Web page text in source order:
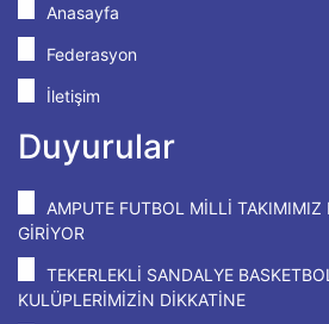
Anasayfa
Federasyon
İletişim
Duyurular
AMPUTE FUTBOL MİLLİ TAKIMIMIZ
GİRİYOR
TEKERLEKLİ SANDALYE
KULÜPLERİMİZİN DİKKATİNE